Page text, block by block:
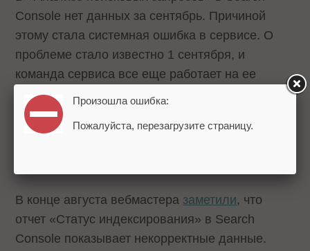
Console нет данных за сентябрь. Причиной
этому стала системная ошибка в сервисе. О
проблеме стало известно 1 сентября, и
команда сервиса все еще работает на ее
решением.
В конце августа вебмастера заметили, что
отчет «Статус индексирования» в Search
Console показывает некорректные данные.
Произошла ошибка:
Пожалуйста, перезагрузите страницу.